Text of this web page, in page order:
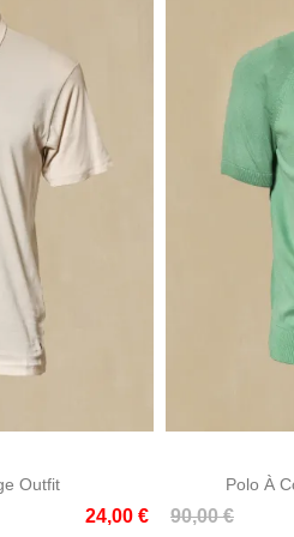
Outfit
24,00 €
Polo À
90,00 €
Prix
Prix